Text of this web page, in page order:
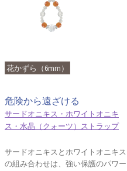
花かずら（6mm）
危険から遠ざける
サードオニキス・ホワイトオニキ
ス・水晶（クォーツ）ストラップ
サードオニキスとホワイトオニキス
の組み合わせは、強い保護のパワー